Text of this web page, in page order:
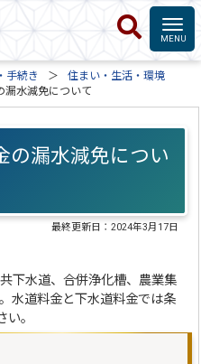
手続き
住まい・生活・環境
漏水減免について
の漏水減免につい
最終更新日：2024年3月17日
下水道、合併浄化槽、農業集
水道料金と下水道料金では条
。